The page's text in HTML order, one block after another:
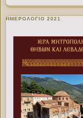
ΗΜΕΡΟΛΟΓΙΟ 2021